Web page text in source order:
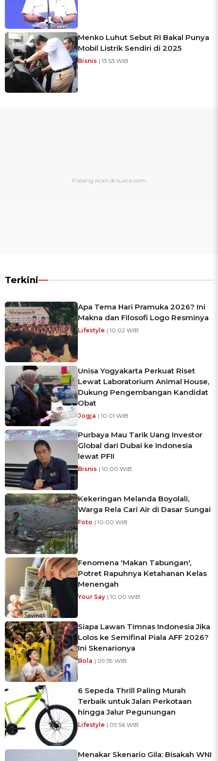
Menko Luhut Sebut RI Bakal Punya
Mobil Listrik Sendiri di 2025
Bisnis | 13:53 WIB
Terkini
Apa Tema Hari Pramuka 2026? Ini
Makna dan Filosofi Logo Resminya
Lifestyle | 10:02 WIB
Unisa Yogyakarta Perkuat Riset
Lewat Laboratorium Animal House,
Dukung Pengembangan Kandidat
Obat
Jogja | 10:01 WIB
Purbaya Mau Tarik Uang Investor
Global dari Dubai ke Indonesia
lewat PFII
Bisnis | 10:00 WIB
Kekeringan Melanda Boyolali,
Warga Rela Cari Air di Dasar Sungai
Foto | 10:00 WIB
Fenomena 'Makan Tabungan',
Potret Rapuhnya Ketahanan Kelas
Menengah
Your Say | 10:00 WIB
Siapa Lawan Timnas Indonesia Jika
Lolos ke Semifinal Piala AFF 2026?
Ini Skenarionya
Bola | 09:59 WIB
6 Sepeda Thrill Paling Murah
Terbaik untuk Jalan Perkotaan
hingga Jalur Pegunungan
Lifestyle | 09:56 WIB
Menakar Skenario Gila: Bisakah WNI